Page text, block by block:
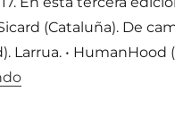
(Cataluña). De
• HumanHood
«Seleccionadas